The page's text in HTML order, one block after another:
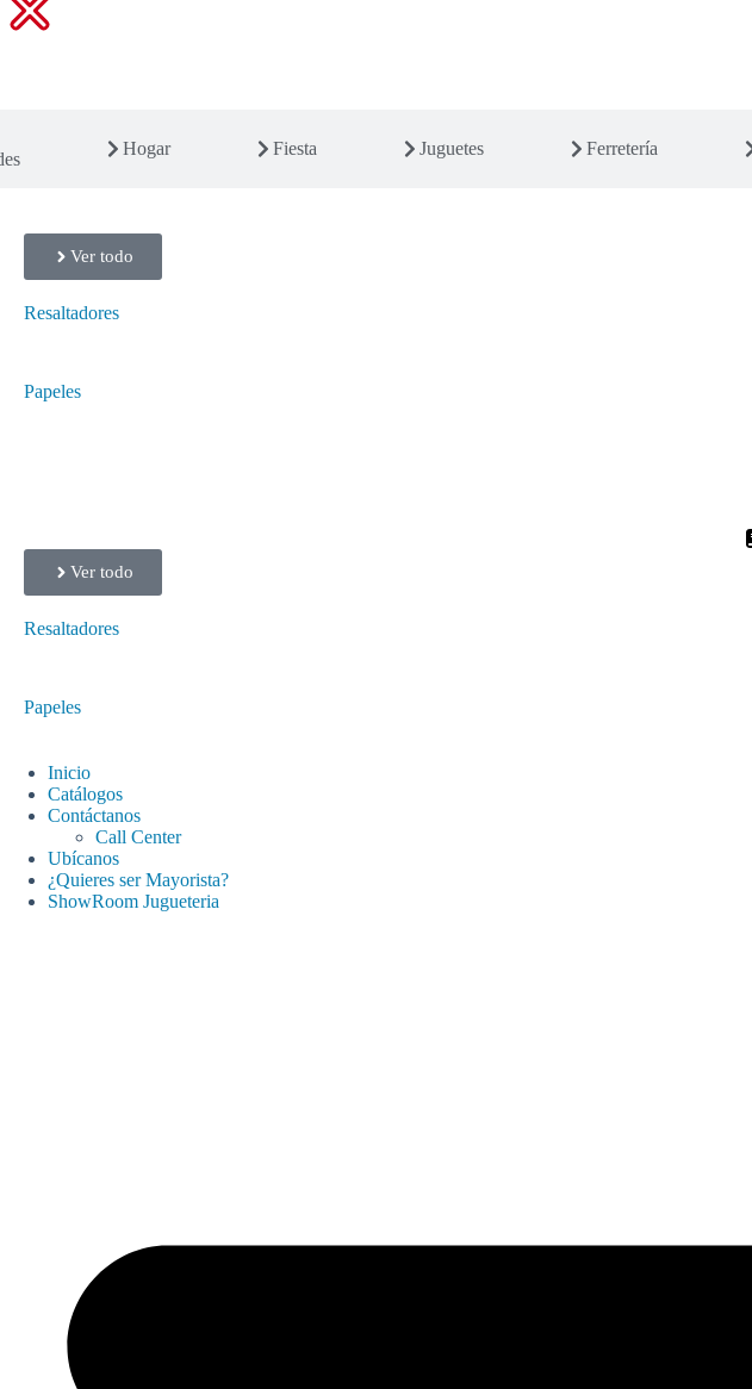
Hogar Fiesta Juguetes Ferretería
Ver todo
Resaltadores
Papeles
Ver todo
Resaltadores
Papeles
Inicio
Catálogos
Contáctanos
Call Center
Ubícanos
¿Quieres ser Mayorista?
ShowRoom Jugueteria